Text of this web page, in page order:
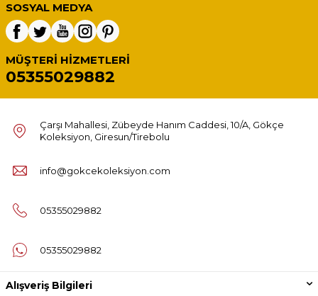
SOSYAL MEDYA
MÜŞTERI HIZMETLERI
05355029882
Çarşı Mahallesi, Zübeyde Hanım Caddesi, 10/A, Gökçe
Koleksiyon, Giresun/Tirebolu
info@gokcekoleksiyon.com
05355029882
05355029882
Alışveriş Bilgileri